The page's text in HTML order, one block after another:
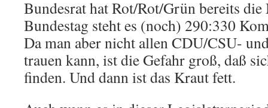
Bundesrat hat Rot/Rot/Grün bereits
Bundestag steht es (noch) 290:330
Da man aber nicht allen CDU/CSU-
trauen kann, ist die Gefahr groß, daß
finden. Und dann ist das Kraut fett.